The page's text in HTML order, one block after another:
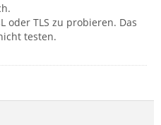
oder TLS zu probieren. Das
testen.